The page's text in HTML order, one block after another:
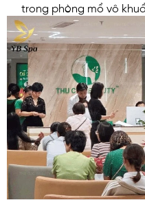
trong phòng mổ vô